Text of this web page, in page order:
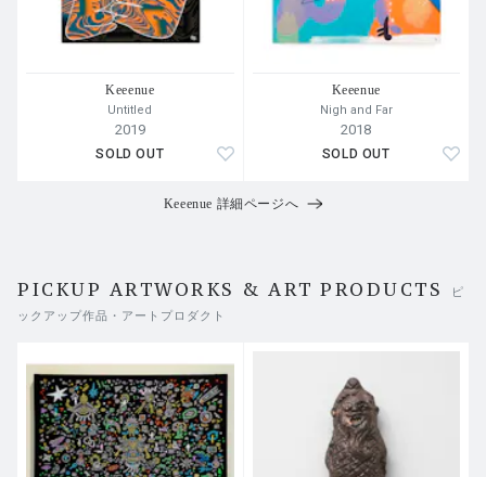
Keeenue
Untitled
2019
SOLD OUT
Keeenue
Nigh and Far
2018
SOLD OUT
Keeenue 詳細ページへ
PICKUP ARTWORKS & ART PRODUCTS
ピ
ックアップ作品・アートプロダクト